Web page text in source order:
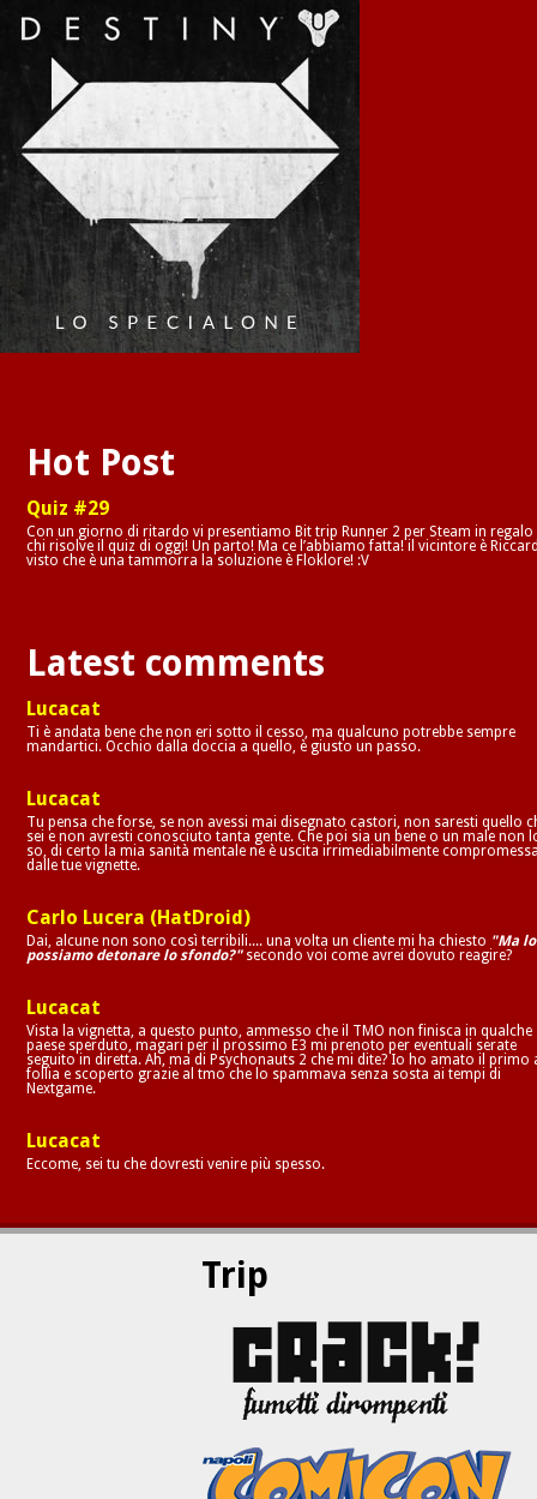
Hot Post
Quiz #29
Con un giorno di ritardo vi presentiamo Bit trip Runner 2 per Steam in regalo
chi risolve il quiz di oggi! Un parto! Ma ce l’abbiamo fatta! il vicintore è
visto che è una tammorra la soluzione è Floklore! :V
Latest comments
Lucacat
Ti è andata bene che non eri sotto il cesso, ma qualcuno potrebbe sempre
mandartici. Occhio dalla doccia a quello, è giusto un passo.
Lucacat
Tu pensa che forse, se non avessi mai disegnato castori, non saresti quello
sei e non avresti conosciuto tanta gente. Che poi sia un bene o un male non
so, di certo la mia sanità mentale ne è uscita irrimediabilmente
dalle tue vignette.
Carlo Lucera (HatDroid)
Dai, alcune non sono così terribili.... una volta un cliente mi ha chiesto "Ma lo
possiamo detonare lo sfondo?"secondo voi come avrei dovuto reagire?
Lucacat
Vista la vignetta, a questo punto, ammesso che il TMO non finisca in qualche
paese sperduto, magari per il prossimo E3 mi prenoto per eventuali serate
seguito in diretta. Ah, ma di Psychonauts 2 che mi dite? Io ho amato il primo
follia e scoperto grazie al tmo che lo spammava senza sosta ai tempi di
Nextgame.
Lucacat
Eccome, sei tu che dovresti venire più spesso.
Trip